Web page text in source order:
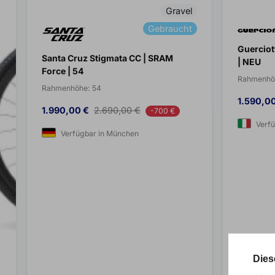
Gravel
Gebraucht
Santa Cruz Stigmata CC | SRAM
Force | 54
Rahmenhöhe: 54
Preis
1.990,00 € Verkaufspreis
2.690,00 € -700 €
Verfügbar in München
| NEU
Preis